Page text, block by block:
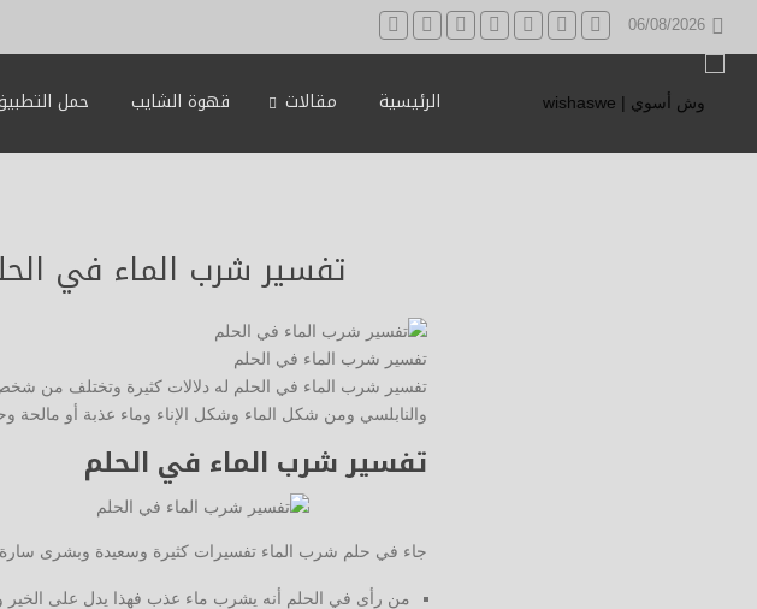
06/08/2026
الرئيسية مقالات قهوة الشايب حمل
تفسير شرب الماء في
تفسير شرب الماء في الحلم
تفسير شرب الماء في الحلم له دلالات كثيرة وتختلف من
والنابلسي ومن شكل الماء وشكل الإناء وماء عذبة أو
تفسير شرب الماء في الحلم
جاء في حلم شرب الماء تفسيرات كثيرة وسعيدة وبشرى سارة
من رأى في الحلم أنه يشرب ماء عذب فهذا يدل على الخير